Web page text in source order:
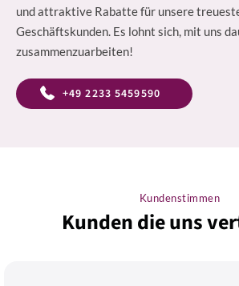
und attraktive Rabatte für unsere
Geschäftskunden. Es lohnt sich, mit uns
zusammenzuarbeiten!
+49 2233 5459590
Kundenstimmen
Kunden die uns